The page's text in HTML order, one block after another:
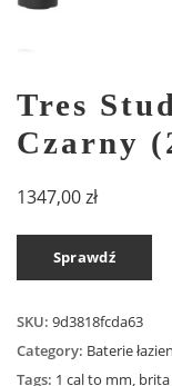
Tres
Czarny
1347,00zł
Sprawdź
SKU: 9d3818fcda63
Category: Baterie
Tags: 1 cal to mm, brita